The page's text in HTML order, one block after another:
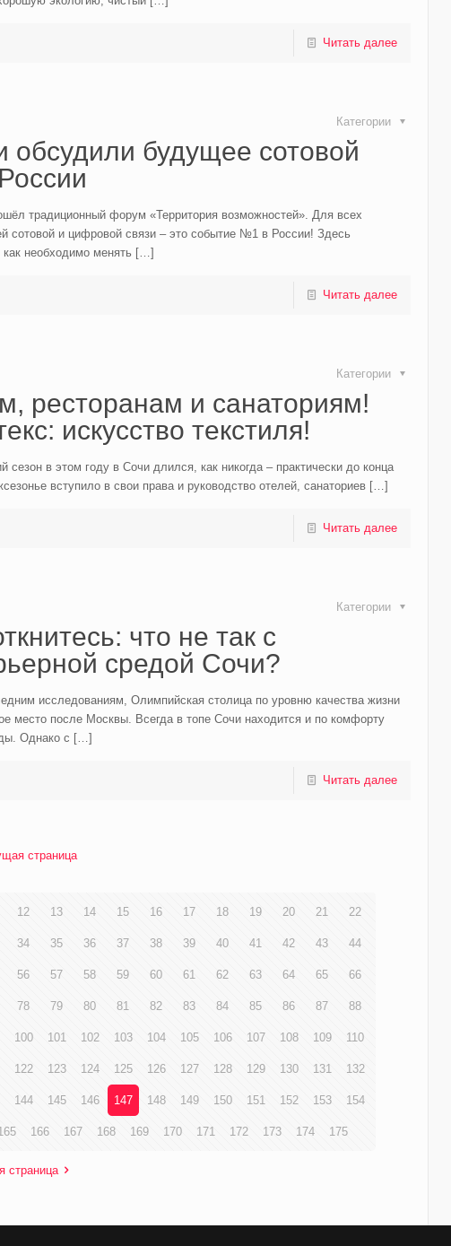
Читать далее
Категории
обсудили будущее сотовой
традиционный форум «Территория возможностей». Для всех
сотовой и цифровой связи – это событие №1 в России! Здесь
необходимо менять […]
Читать далее
Категории
ресторанам и санаториям!
искусство текстиля!
сезон в этом году в Сочи длился, как никогда – практически до конца
вступило в свои права и руководство отелей, санаториев[…]
Читать далее
Категории
что не так с
средой Сочи?
исследованиям, Олимпийская столица по уровню качества жизни
место после Москвы. Всегда в топе Сочи находится и по комфорту
Однако с […]
Читать далее
страница
12 13 14 15 16 17 18 19 20 21 22
34 35 36 37 38 39 40 41 42 43 44
56 57 58 59 60 61 62 63 64 65 66
78 79 80 81 82 83 84 85 86 87 88
100 101 102 103 104 105 106 107 108 109 110
122 123 124 125 126 127 128 129 130 131 132
144 145 146 147 148 149 150 151 152 153 154
166 167 168 169 170 171 172 173 174 175
страница